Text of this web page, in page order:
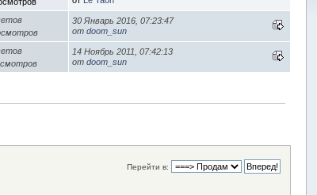
30 Январь 2016, 07:23:47
отdoom_sun
14 Ноябрь 2011, 07:42:13
отdoom_sun
Перейти в: